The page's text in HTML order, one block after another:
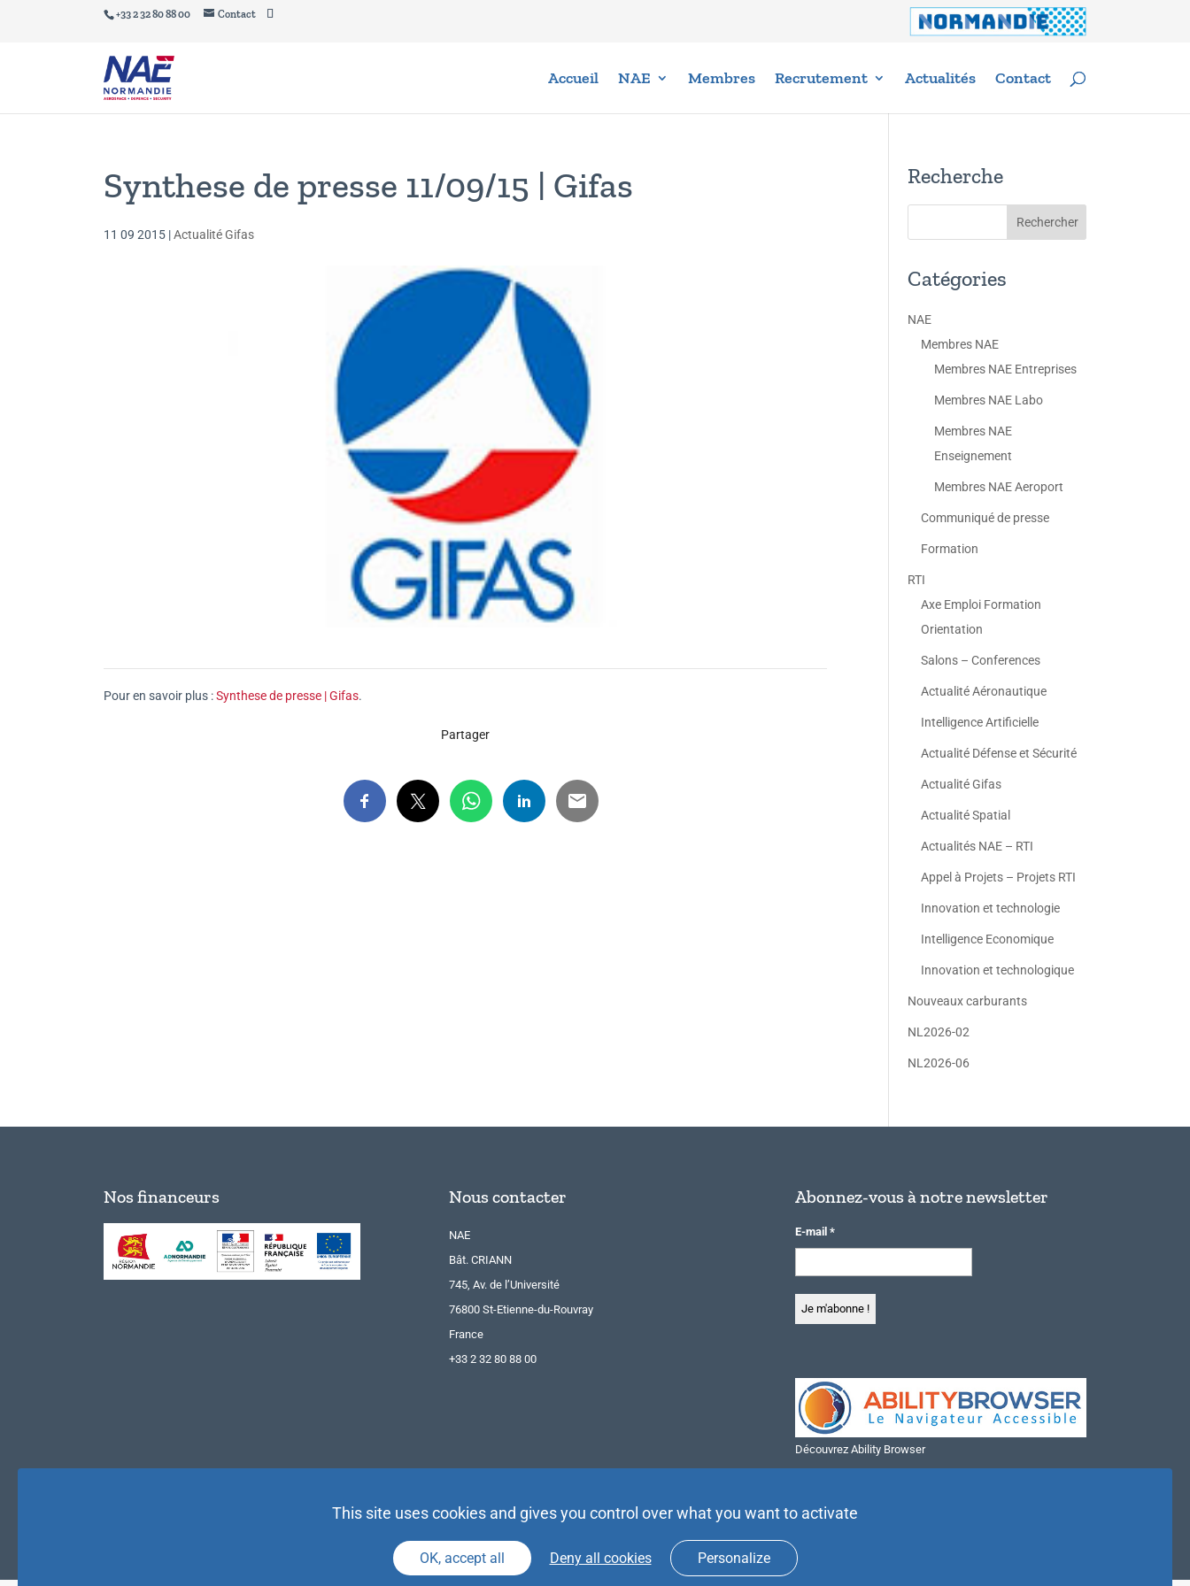
+33 2 32 80 88 00 Contact
Accueil NAE Membres Recrutement Actualités Contact
Synthese de presse 11/09/15 | Gifas
11 09 2015 |Actualité Gifas
Pour en savoir plus :Synthese de presse | Gifas.
Partager
Recherche
Catégories
NAE
Membres NAE
Membres NAE Entreprises
Membres NAE Labo
Membres NAE
Enseignement
Membres NAE Aeroport
Communiqué de presse
Formation
RTI
Axe Emploi Formation
Orientation
Salons – Conferences
Actualité Aéronautique
Intelligence Artificielle
Actualité Défense et Sécurité
Actualité Gifas
Actualité Spatial
Actualités NAE – RTI
Appel à Projets – Projets RTI
Innovation et technologie
Intelligence Economique
Innovation et technologique
Nouveaux carburants
NL2026-02
NL2026-06
Nos financeurs Nous contacter
NAE
Bât. CRIANN
745, Av. de l’Université
76800 St-Etienne-du-Rouvray
France
+33 2 32 80 88 00
Abonnez-vous à notre newsletter
E-mail *
Découvrez Ability Browser
This site uses cookies and gives you control over what you want to activate
OK, accept all Deny all cookies Personalize